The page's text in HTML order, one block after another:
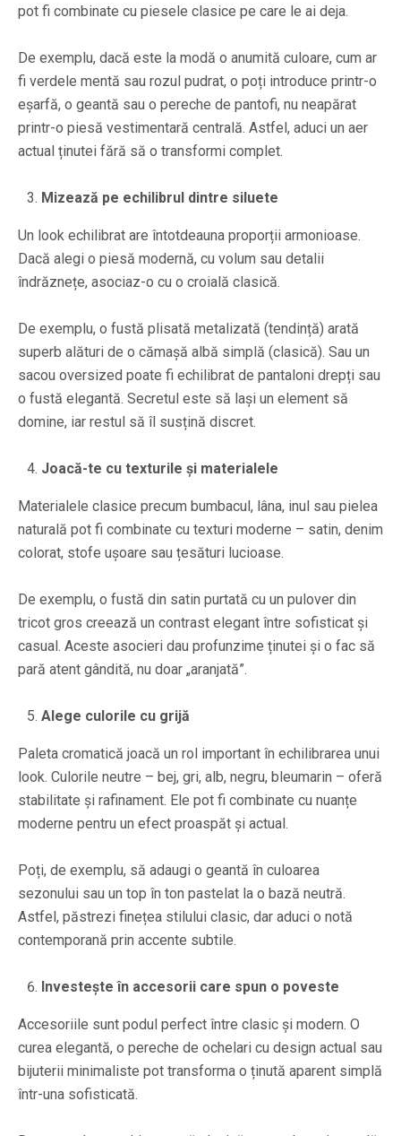
pot fi combinate cu piesele clasice pe care le ai deja.
De exemplu, dacă este la modă o anumită culoare, cum ar
fi verdele mentă sau rozul pudrat, o poți introduce printr-o
eșarfă, o geantă sau o pereche de pantofi, nu neapărat
printr-o piesă vestimentară centrală. Astfel, aduci un aer
actual ținutei fără să o transformi complet.
Mizează pe echilibrul dintre siluete
Un look echilibrat are întotdeauna proporții armonioase.
Dacă alegi o piesă modernă, cu volum sau detalii
îndrăznețe, asociaz-o cu o croială clasică.
De exemplu, o fustă plisată metalizată (tendință) arată
superb alături de o cămașă albă simplă (clasică). Sau un
sacou oversized poate fi echilibrat de pantaloni drepți sau
o fustă elegantă. Secretul este să lași un element să
domine, iar restul să îl susțină discret.
Joacă-te cu texturile și materialele
Materialele clasice precum bumbacul, lâna, inul sau pielea
naturală pot fi combinate cu texturi moderne – satin, denim
colorat, stofe ușoare sau țesături lucioase.
De exemplu, o fustă din satin purtată cu un pulover din
tricot gros creează un contrast elegant între sofisticat și
casual. Aceste asocieri dau profunzime ținutei și o fac să
pară atent gândită, nu doar „aranjată”.
Alege culorile cu grijă
Paleta cromatică joacă un rol important în echilibrarea unui
look. Culorile neutre – bej, gri, alb, negru, bleumarin – oferă
stabilitate și rafinament. Ele pot fi combinate cu nuanțe
moderne pentru un efect proaspăt și actual.
Poți, de exemplu, să adaugi o geantă în culoarea
sezonului sau un top în ton pastelat la o bază neutră.
Astfel, păstrezi finețea stilului clasic, dar aduci o notă
contemporană prin accente subtile.
Investește în accesorii care spun o poveste
Accesoriile sunt podul perfect între clasic și modern. O
curea elegantă, o pereche de ochelari cu design actual sau
bijuterii minimaliste pot transforma o ținută aparent simplă
într-una sofisticată.